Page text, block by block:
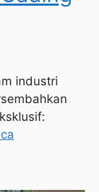
industri